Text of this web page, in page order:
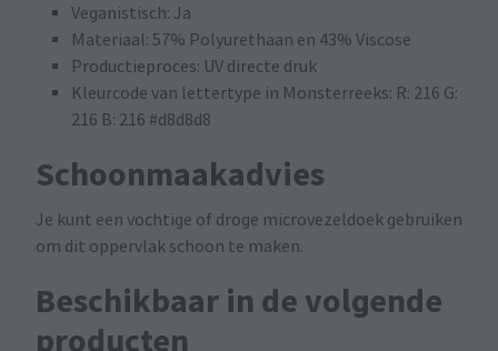
Veganistisch: Ja
Materiaal: 57% Polyurethaan en 43% Viscose
Productieproces: UV directe druk
Kleurcode van lettertype in Monsterreeks: R: 216 G:
216 B: 216 #d8d8d8
Schoonmaakadvies
Je kunt een vochtige of droge microvezeldoek gebruiken
om dit oppervlak schoon te maken.
Beschikbaar in de volgende
producten